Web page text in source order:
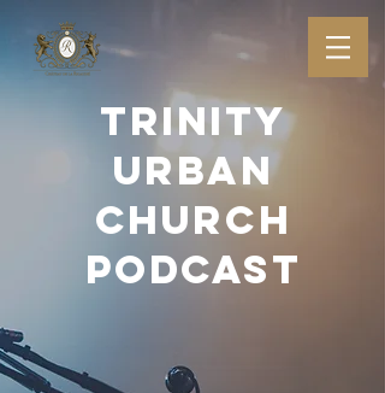
TRINITY
URBAN
CHURCH
PODCAST